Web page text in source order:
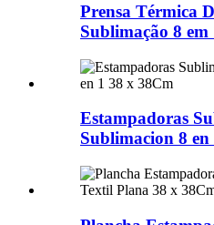
Prensa Térmica
Sublimação 8 em
Estampadoras
Sublimacion 8